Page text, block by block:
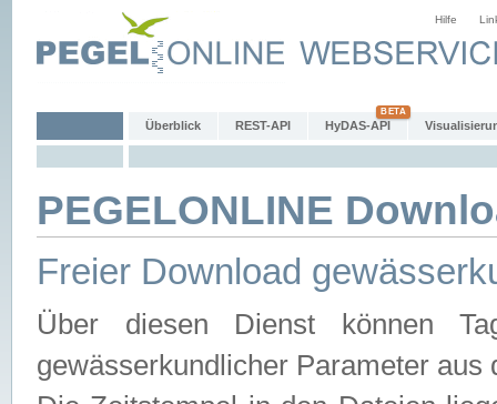
Hilfe
Überblick REST-API HyDAS-API
PEGELONLINE
Freier Download
Über diesen Dienst können
gewässerkundlicher Parameter aus